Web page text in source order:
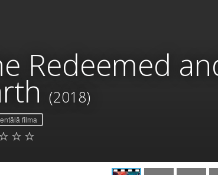
Redeemed
(2018)
filma